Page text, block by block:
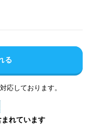
る
応しております。
れています